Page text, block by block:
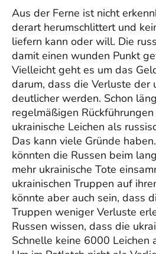
Aus der Ferne ist nicht
derart herumschlittert und
liefern kann oder will. Die
damit einen wunden Punkt
Vielleicht geht es um das
darum, dass die Verluste der
deutlicher werden. Schon
regelmäßigen
ukrainische Leichen als
Das kann viele Gründe
könnten die Russen beim
mehr ukrainische Tote
ukrainischen Truppen auf
könnte aber auch sein, dass
Truppen weniger Verluste
Russen wissen, dass die
Schnelle keine 6000 Leichen